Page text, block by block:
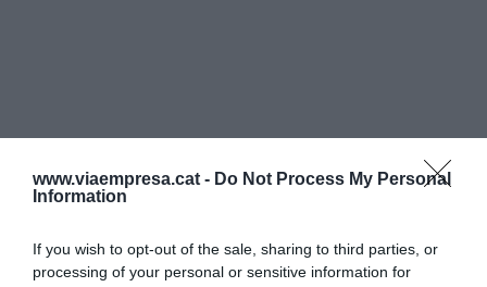
www.viaempresa.cat - Do Not Process My Personal
Information
If you wish to opt-out of the sale, sharing to third parties, or
processing of your personal or sensitive information for
LOS MÁS LEÍDOS